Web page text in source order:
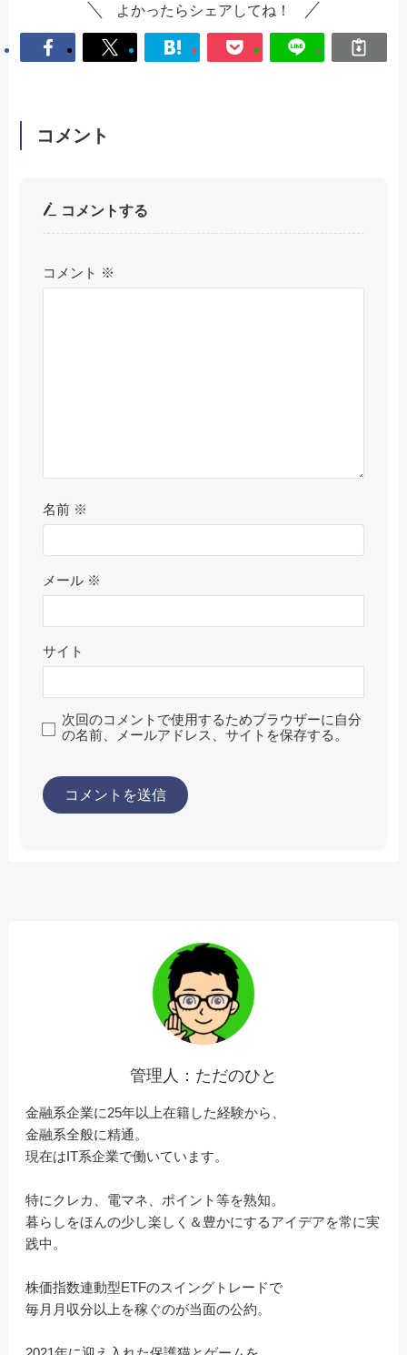
よかったらシェアしてね！
コメント
コメントする
コメント ※
名前 ※
メール ※
サイト
次回のコメントで使用するためブラウザーに自分
の名前、メールアドレス、サイトを保存する。
管理人：ただのひと
金融系企業に25年以上在籍した経験から、
金融系全般に精通。
現在はIT系企業で働いています。
特にクレカ、電マネ、ポイント等を熟知。
暮らしをほんの少し楽しく＆豊かにするアイデアを常に実
践中。
株価指数連動型ETFのスイングトレードで
毎月月収分以上を稼ぐのが当面の公約。